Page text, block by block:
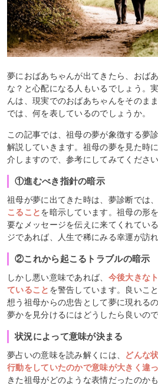
夢におばあちゃんが出てきたら、おば
な？と心配になる人もいるでしょう。
んは、現実でのおばあちゃんをそのま
では、何を表しているのでしょうか。
この記事では、祖母の夢が象徴する夢
解説していきます。祖母の夢を見た時
介しますので、参考にしてみてください
①進むべき指針の暗示
祖母が夢に出てきた時は、夢診断では、
こることを暗示しています。祖母の形
要なメッセージを伝えに来てくれてい
ジであれば、人生で稀にみる幸運が訪れ
②これから起こるトラブルの暗示
しかし悪い意味であれば、 今後大きな
ていること を警告しています。良いこ
想う祖母からの忠告として夢に現れる
夢かを見分けるにはどうしたら良いの
状況によって意味が決まる
夢占いの意味を読み解くには、
どんな
行動をしていたのかで意味が大きく違っ
きた祖母がどのような表情だったのか